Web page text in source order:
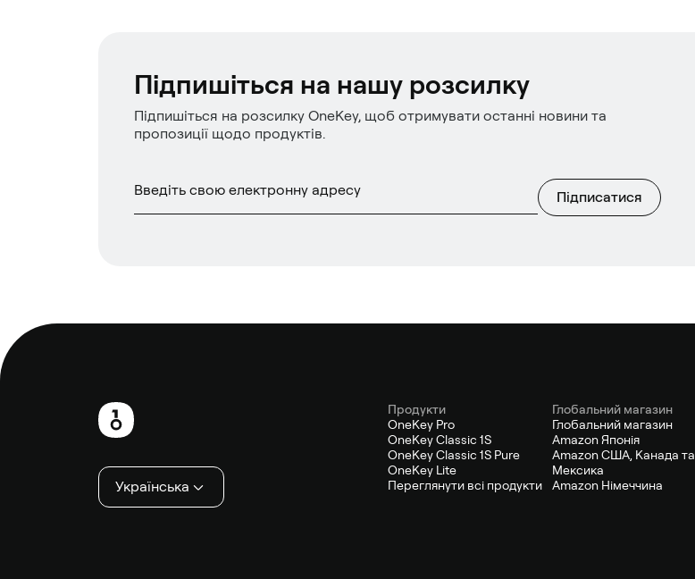
Підпишіться на нашу розсилку
Підпишіться на розсилку OneKey, щоб отримувати останні новини та
пропозиції щодо продуктів.
Підписатися
Українська
Продукти
OneKey Pro
OneKey Classic 1S
OneKey Classic 1S Pure
OneKey Lite
Переглянути всі продукти
Глобальний магазин
Глобальний магазин
Amazon Японія
Amazon США, Канада та
Мексика
Amazon Німеччина